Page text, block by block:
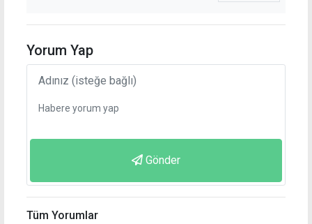
Yorum Yap
Gönder
Tüm Yorumlar